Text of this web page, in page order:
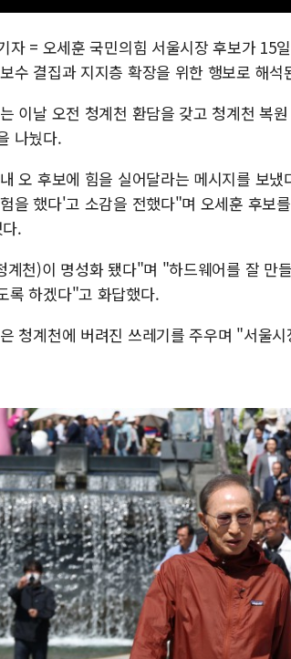
자 = 오세훈 국민의힘 서울시장 후보가 15
수 결집과 지지층 확장을 위한 행보로 해석
이날 오전 청계천 환담을 갖고 청계천 복
나눴다.
오 후보에 힘을 실어달라는 메시지를 보
을 했다'고 소감을 전했다"며 오세훈 후보
.
천)이 명성화 됐다"며 "하드웨어를 잘 만
록 하겠다"고 화답했다.
청계천에 버려진 쓰레기를 주우며 "서울